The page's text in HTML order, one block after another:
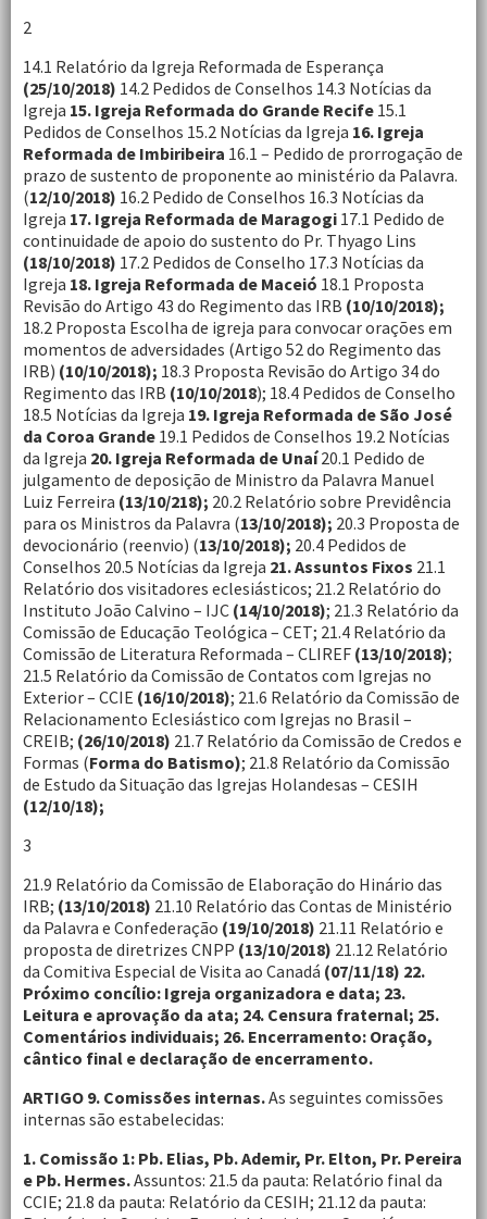
2
14.1 Relatório da Igreja Reformada de Esperança
(25/10/2018) 14.2 Pedidos de Conselhos 14.3 Notícias da
Igreja 15. Igreja Reformada do Grande Recife 15.1
Pedidos de Conselhos 15.2 Notícias da Igreja 16. Igreja
Reformada de Imbiribeira 16.1 – Pedido de prorrogação de
prazo de sustento de proponente ao ministério da Palavra.
(12/10/2018) 16.2 Pedido de Conselhos 16.3 Notícias da
Igreja 17. Igreja Reformada de Maragogi 17.1 Pedido de
continuidade de apoio do sustento do Pr. Thyago Lins
(18/10/2018) 17.2 Pedidos de Conselho 17.3 Notícias da
Igreja 18. Igreja Reformada de Maceió 18.1 Proposta
Revisão do Artigo 43 do Regimento das IRB (10/10/2018);
18.2 Proposta Escolha de igreja para convocar orações em
momentos de adversidades (Artigo 52 do Regimento das
IRB) (10/10/2018); 18.3 Proposta Revisão do Artigo 34 do
Regimento das IRB (10/10/2018); 18.4 Pedidos de Conselho
18.5 Notícias da Igreja 19. Igreja Reformada de São José
da Coroa Grande 19.1 Pedidos de Conselhos 19.2 Notícias
da Igreja 20. Igreja Reformada de Unaí20.1 Pedido de
julgamento de deposição de Ministro da Palavra Manuel
Luiz Ferreira (13/10/218); 20.2 Relatório sobre Previdência
para os Ministros da Palavra (13/10/2018); 20.3 Proposta de
devocionário (reenvio) (13/10/2018); 20.4 Pedidos de
Conselhos 20.5 Notícias da Igreja 21. Assuntos Fixos 21.1
Relatório dos visitadores eclesiásticos; 21.2 Relatório do
Instituto João Calvino – IJC (14/10/2018); 21.3 Relatório da
Comissão de Educação Teológica – CET; 21.4 Relatório da
Comissão de Literatura Reformada – CLIREF (13/10/2018);
21.5 Relatório da Comissão de Contatos com Igrejas no
Exterior – CCIE (16/10/2018); 21.6 Relatório da Comissão de
Relacionamento Eclesiástico com Igrejas no Brasil –
CREIB; (26/10/2018) 21.7 Relatório da Comissão de Credos e
Formas (Forma do Batismo); 21.8 Relatório da Comissão
de Estudo da Situação das Igrejas Holandesas – CESIH
(12/10/18);
3
21.9 Relatório da Comissão de Elaboração do Hinário das
IRB; (13/10/2018) 21.10 Relatório das Contas de Ministério
da Palavra e Confederação (19/10/2018) 21.11 Relatório e
proposta de diretrizes CNPP (13/10/2018) 21.12 Relatório
da Comitiva Especial de Visita ao Canadá (07/11/18) 22.
Próximo concílio: Igreja organizadora e data; 23.
Leitura e aprovação da ata; 24. Censura fraternal; 25.
Comentários individuais; 26. Encerramento: Oração,
cântico final e declaração de encerramento.
ARTIGO 9. Comissões internas.As seguintes comissões
internas são estabelecidas:
1. Comissão 1: Pb. Elias, Pb. Ademir, Pr. Elton, Pr. Pereira
e Pb. Hermes.Assuntos: 21.5 da pauta: Relatório final da
CCIE; 21.8 da pauta: Relatório da CESIH; 21.12 da pauta: